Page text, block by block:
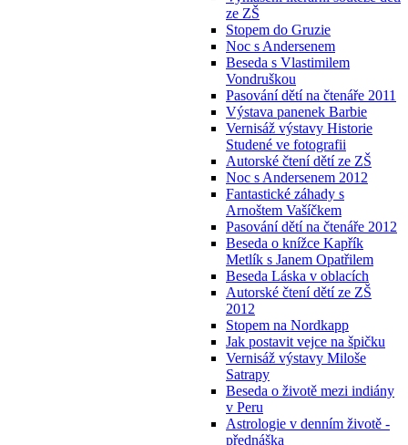
ze ZŠ
Stopem do Gruzie
Noc s Andersenem
Beseda s Vlastimilem
Vondruškou
Pasování dětí na čtenáře 2011
Výstava panenek Barbie
Vernisáž výstavy Historie
Studené ve fotografii
Autorské čtení dětí ze ZŠ
Noc s Andersenem 2012
Fantastické záhady s
Arnoštem Vašíčkem
Pasování dětí na čtenáře 2012
Beseda o knížce Kapřík
Metlík s Janem Opatřilem
Beseda Láska v oblacích
Autorské čtení dětí ze ZŠ
2012
Stopem na Nordkapp
Jak postavit vejce na špičku
Vernisáž výstavy Miloše
Satrapy
Beseda o životě mezi indiány
v Peru
Astrologie v denním životě -
přednáška